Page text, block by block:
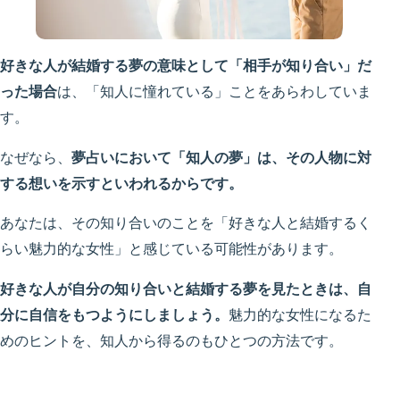
好きな人が結婚する夢の意味として「相手が知り合い」だ
った場合は、「知人に憧れている」ことをあらわしていま
す。
なぜなら、 夢占いにおいて「知人の夢」は、その人物に対
する想いを示すといわれるからです。
あなたは、その知り合いのことを「好きな人と結婚するく
らい魅力的な女性」と感じている可能性があります。
好きな人が自分の知り合いと結婚する夢を見たときは、自
分に自信をもつようにしましょう。 魅力的な女性になるた
めのヒントを、知人から得るのもひとつの方法です。